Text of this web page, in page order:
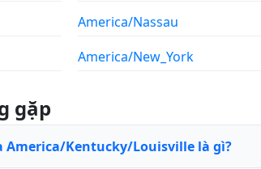
America/Nassau
America/New_York
gặp
America/Kentucky/Louisville là gì?